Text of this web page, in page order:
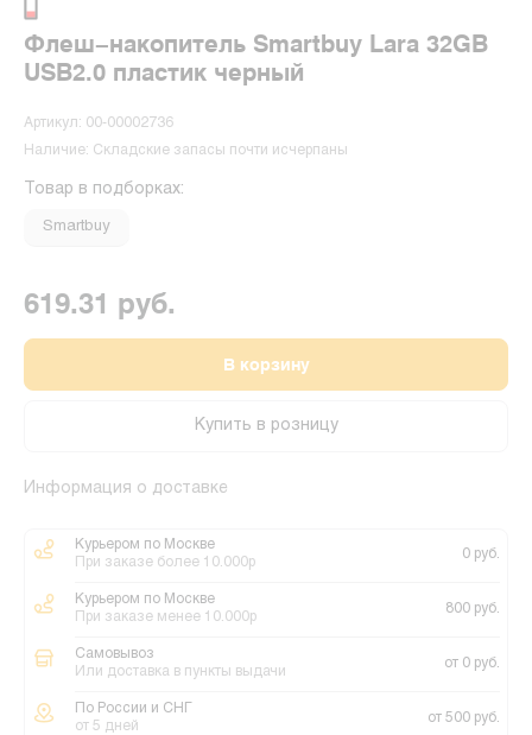
Флеш-накопитель Smartbuy Lara 32GB
USB2.0 пластик черный
Артикул: 00-00002736
Наличие: Складские запасы почти исчерпаны
Товар в подборках:
Smartbuy
619.31 руб.
В корзину
Купить в розницу
Информация о доставке
Курьером по Москве
При заказе более 10.000р
0 руб.
Курьером по Москве
При заказе менее 10.000р
800 руб.
Самовывоз
Или доставка в пункты выдачи
от 0 руб.
По России и СНГ
от 5 дней
от 500 руб.